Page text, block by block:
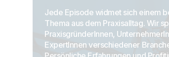
Jede Episode widmet sich einem
Thema aus dem Praxisalltag. Wir
PraxisgründerInnen,
ExpertInnen verschiedener